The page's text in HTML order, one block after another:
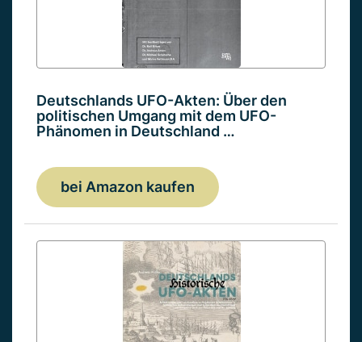
Deutschlands UFO-Akten: Über den
politischen Umgang mit dem UFO-
Phänomen in Deutschland …
bei Amazon kaufen